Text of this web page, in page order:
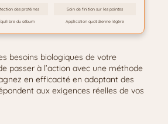
des protéines Soin de finition sur les pointes
du sébum Application quotidienne légère
besoins biologiques de votre
passer à l’action avec une méthode
en efficacité en adoptant des
aux exigences réelles de vos